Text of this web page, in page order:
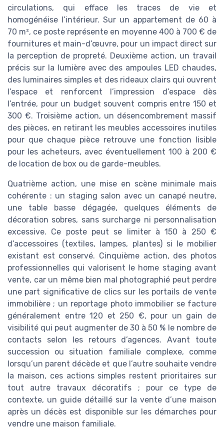
circulations, qui efface les traces de vie et
homogénéise l’intérieur. Sur un appartement de 60 à
70 m², ce poste représente en moyenne 400 à 700 € de
fournitures et main-d’œuvre, pour un impact direct sur
la perception de propreté. Deuxième action, un travail
précis sur la lumière avec des ampoules LED chaudes,
des luminaires simples et des rideaux clairs qui ouvrent
l’espace et renforcent l’impression d’espace dès
l’entrée, pour un budget souvent compris entre 150 et
300 €. Troisième action, un désencombrement massif
des pièces, en retirant les meubles accessoires inutiles
pour que chaque pièce retrouve une fonction lisible
pour les acheteurs, avec éventuellement 100 à 200 €
de location de box ou de garde-meubles.
Quatrième action, une mise en scène minimale mais
cohérente : un staging salon avec un canapé neutre,
une table basse dégagée, quelques éléments de
décoration sobres, sans surcharge ni personnalisation
excessive. Ce poste peut se limiter à 150 à 250 €
d’accessoires (textiles, lampes, plantes) si le mobilier
existant est conservé. Cinquième action, des photos
professionnelles qui valorisent le home staging avant
vente, car un même bien mal photographié peut perdre
une part significative de clics sur les portails de vente
immobilière ; un reportage photo immobilier se facture
généralement entre 120 et 250 €, pour un gain de
visibilité qui peut augmenter de 30 à 50 % le nombre de
contacts selon les retours d’agences. Avant toute
succession ou situation familiale complexe, comme
lorsqu’un parent décède et que l’autre souhaite vendre
la maison, ces actions simples restent prioritaires sur
tout autre travaux décoratifs ; pour ce type de
contexte, un guide détaillé sur la vente d’une maison
après un décès est disponible sur les démarches pour
vendre une maison familiale.